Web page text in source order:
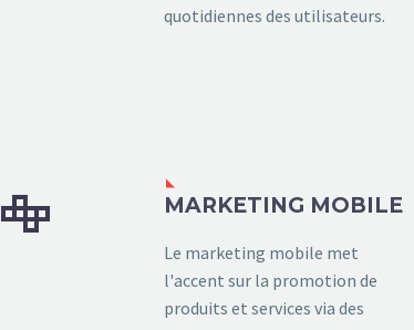
quotidiennes des utilisateurs.

 MARKETING MOBILE
Le marketing mobile met
l'accent sur la promotion de
produits et services via des